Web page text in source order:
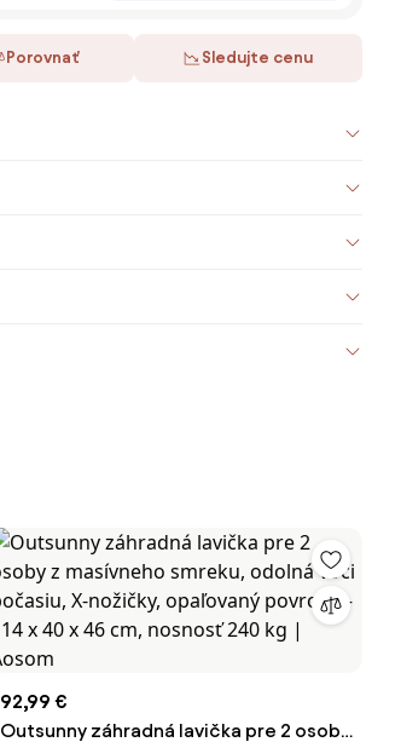
Porovnať Sledujte cenu
92,99 €
Outsunny záhradná lavička pre 2 osoby